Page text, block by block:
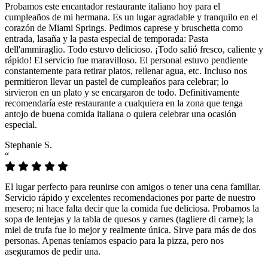
Probamos este encantador restaurante italiano hoy para el
cumpleaños de mi hermana. Es un lugar agradable y tranquilo en el
corazón de Miami Springs. Pedimos caprese y bruschetta como
entrada, lasaña y la pasta especial de temporada: Pasta
dell'ammiraglio. Todo estuvo delicioso. ¡Todo salió fresco, caliente y
rápido! El servicio fue maravilloso. El personal estuvo pendiente
constantemente para retirar platos, rellenar agua, etc. Incluso nos
permitieron llevar un pastel de cumpleaños para celebrar; lo
sirvieron en un plato y se encargaron de todo. Definitivamente
recomendaría este restaurante a cualquiera en la zona que tenga
antojo de buena comida italiana o quiera celebrar una ocasión
especial.
Stephanie S.
“
El lugar perfecto para reunirse con amigos o tener una cena familiar.
Servicio rápido y excelentes recomendaciones por parte de nuestro
mesero; ni hace falta decir que la comida fue deliciosa. Probamos la
sopa de lentejas y la tabla de quesos y carnes (tagliere di carne); la
miel de trufa fue lo mejor y realmente única. Sirve para más de dos
personas. Apenas teníamos espacio para la pizza, pero nos
aseguramos de pedir una.